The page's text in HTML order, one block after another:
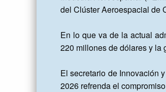
del Clúster Aeroespacial de
En lo que va de la actual
220 millones de dólares y la
El secretario de Innovación
2026 refrenda el